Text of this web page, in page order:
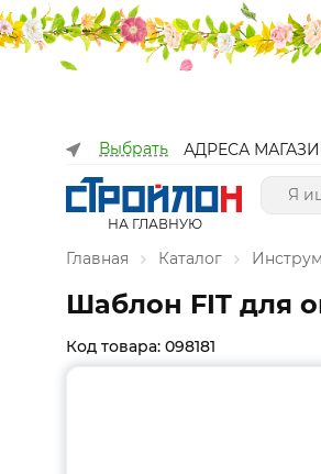
Выбрать АДРЕСА
НА ГЛАВНУЮ
Главная Каталог
Шаблон FIT для
Код товара: 098181